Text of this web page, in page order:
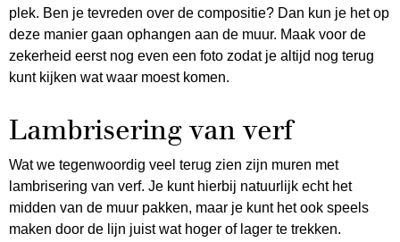
plek. Ben je tevreden over de compositie? Dan kun je het op
deze manier gaan ophangen aan de muur. Maak voor de
zekerheid eerst nog even een foto zodat je altijd nog terug
kunt kijken wat waar moest komen.
Lambrisering van verf
Wat we tegenwoordig veel terug zien zijn muren met
lambrisering van verf. Je kunt hierbij natuurlijk echt het
midden van de muur pakken, maar je kunt het ook speels
maken door de lijn juist wat hoger of lager te trekken.